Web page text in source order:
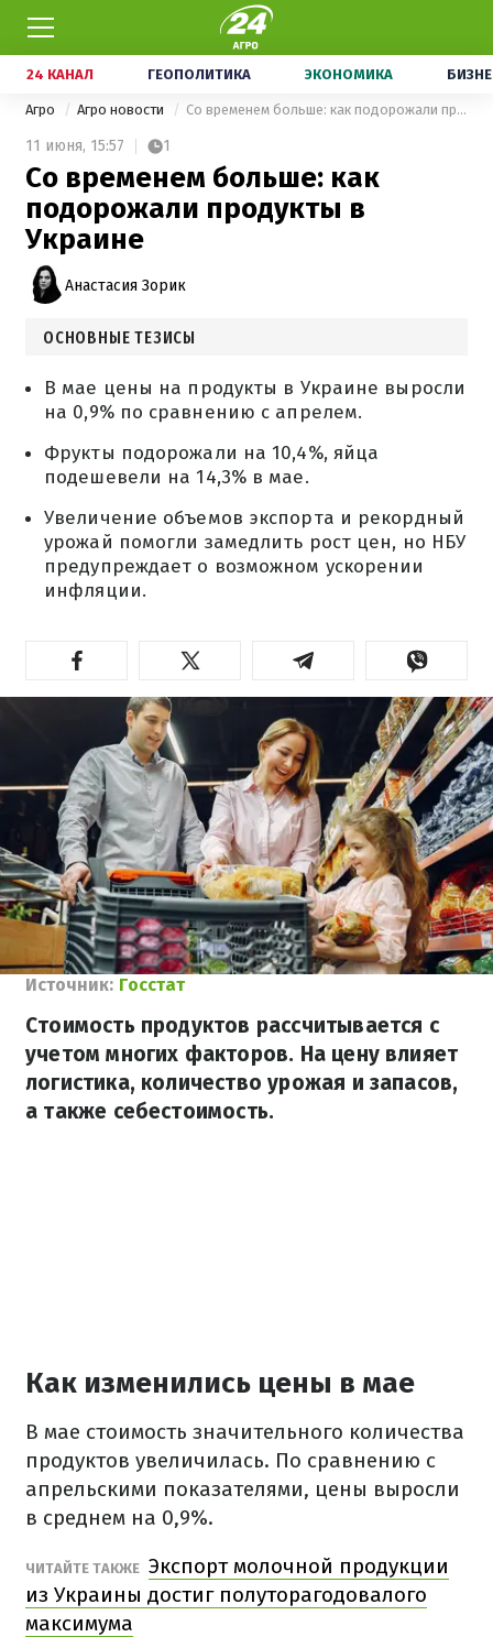
24 КАНАЛ ГЕОПОЛИТИКА ЭКОНОМИКА
Агро Агро новости Со временем больше: как подорожали продукты в Украине
11 июня, 15:57 1
Со временем больше: как
подорожали продукты в
Украине
Анастасия Зорик
ОСНОВНЫЕ ТЕЗИСЫ
В мае цены на продукты в Украине выросли
на 0,9% по сравнению с апрелем.
Фрукты подорожали на 10,4%, яйца
подешевели на 14,3% в мае.
Увеличение объемов экспорта и рекордный
урожай помогли замедлить рост цен, но НБУ
предупреждает о возможном ускорении
инфляции.
Источник: Госстат
Стоимость продуктов рассчитывается с
учетом многих факторов. На цену влияет
логистика, количество урожая и запасов,
а также себестоимость.
Как изменились цены в мае
В мае стоимость значительного количества
продуктов увеличилась. По сравнению с
апрельскими показателями, цены выросли
в среднем на 0,9%.
ЧИТАЙТЕ ТАКЖЕ Экспорт молочной продукции
из Украины достиг полуторагодовалого
максимума